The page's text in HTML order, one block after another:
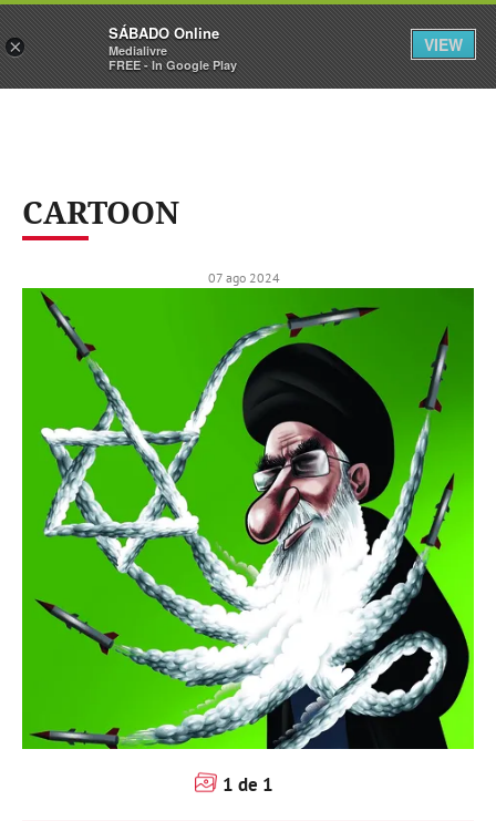
Sábado Assine Iniciar Sessão
CARTOON
07 ago 2024
1 de 1
×
SÁBADO Online
Medialivre
FREE - In Google Play
VIEW